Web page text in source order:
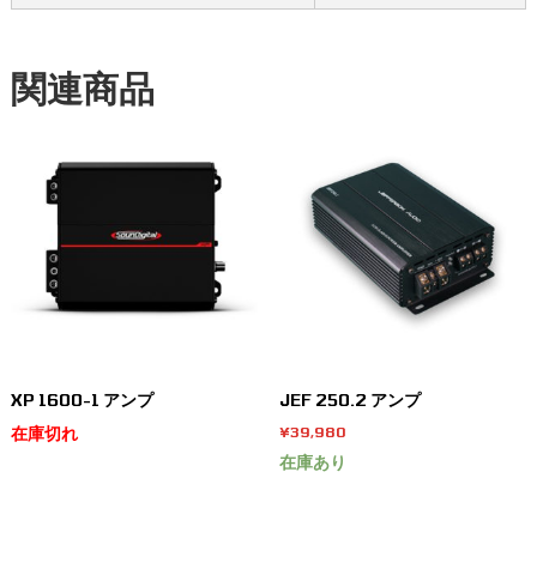
関連商品
XP 1600-1 アンプ
在庫切れ
JEF 250.2 アンプ
¥39,980
在庫あり